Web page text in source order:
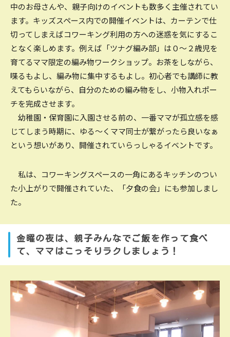
中のお母さんや、親子向けのイベントも数多く主催されてい
ます。キッズスペース内での開催イベントは、カーテンで仕
切ってしまえばコワーキング利用の方への迷惑を気にするこ
となく楽しめます。例えば「ツナグ編み部」は０～２歳児を
育てるママ限定の編み物ワークショップ。お茶をしながら、
喋るもよし、編み物に集中するもよし。初心者でも講師に教
えてもらいながら、自分のための編み物をし、小物入れポー
チを完成させます。
幼稚園・保育園に入園させる前の、一番ママが孤立感を感
じてしまう時期に、ゆる～くママ同士が繋がったら良いなぁ
という想いがあり、開催されていらっしゃるイベントです。
私は、コワーキングスペースの一角にあるキッチンのつい
た小上がりで開催されていた、「夕食の会」にも参加しまし
た。
金曜の夜は、親子みんなでご飯を作って食べ
て、ママはこっそりラクしましょう！